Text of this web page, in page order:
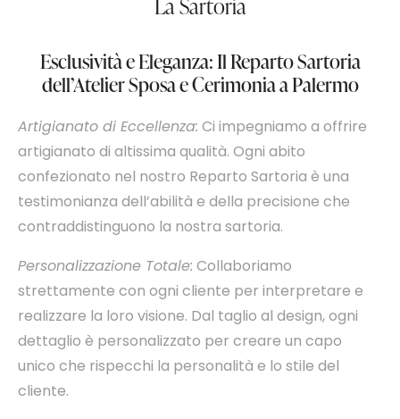
La Sartoria
Esclusività e Eleganza: Il Reparto Sartoria
dell’Atelier Sposa e Cerimonia a Palermo
Artigianato di Eccellenza: Ci impegniamo a offrire
artigianato di altissima qualità. Ogni abito
confezionato nel nostro Reparto Sartoria è una
testimonianza dell’abilità e della precisione che
contraddistinguono la nostra sartoria.
Personalizzazione Totale: Collaboriamo
strettamente con ogni cliente per interpretare e
realizzare la loro visione. Dal taglio al design, ogni
dettaglio è personalizzato per creare un capo
unico che rispecchi la personalità e lo stile del
cliente.